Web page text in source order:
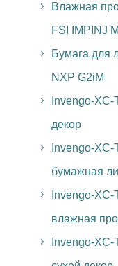
Влажная
FSI IMPINJ
Бумага для
NXP G2iM
Invengo-
декор
Invengo-
бумажная
Invengo-
влажная
Invengo-